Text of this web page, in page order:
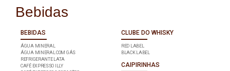
Bebidas
BEBIDAS
ÁGUA MINERAL
ÁGUA MINERAL COM GÁS
REFRIGERANTE LATA
CAFÉ EXPRESSO ILLY
CLUBE DO WHISKY
RED LABEL
BLACK LABEL
CAIPIRINHAS